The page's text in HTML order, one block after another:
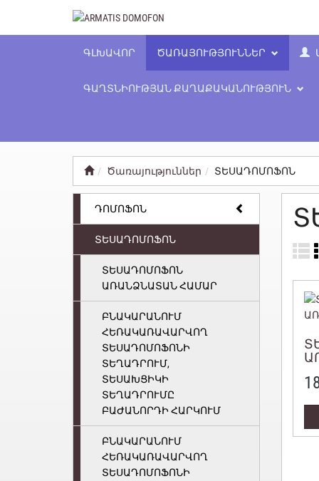
ԳԼԽԱՎՈՐ ԾԱՌԱՅՈՒԹՅՈՒՆՆԵՐ
ԳԱՂՏՆԻՈՒԹՅԱՆ ՔԱՂԱՔԱԿԱՆՈՒԹՅՈՒՆ
Ծառայություններ ՏԵՍԱԴՈՄՈՖՈՆ
ԴՈՄՈՖՈՆ
ՏԵՍԱԴՈՄՈՖՈՆ
ՏԵՍԱԴՈՄՈՖՈՆ
ԱՌԱՆՁՆԱՏԱՆ ՀԱՄԱՐ
ԲՆԱԿԱՐԱՆՈՒՄ
ՀԵՌԱԿԱՌԱՎԱՐՎՈՂ
ՏԵՍԱԴՈՄՈՖՈՆԻ
ՏԵՂԱԴՐՈՒՄ,
ՏԵՍԱԽՑԻԿԻ
ՏԵՂԱԴՐՈՒՄԸ
ԲԱԺԱՆՈՐԴԻ ՀԱՐԿՈՒՄ
ԲՆԱԿԱՐԱՆՈՒՄ
ՀԵՌԱԿԱՌԱՎԱՐՎՈՂ
ՏԵՍԱԴՈՄՈՖՈՆԻ